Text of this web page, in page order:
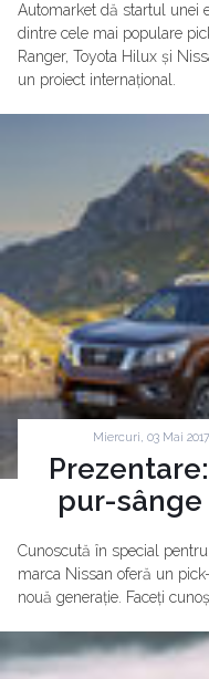
Automarket dă startul unei
dintre cele mai populare
Ranger, Toyota Hilux și
un proiect internațional.
Miercuri, 03 Mai 2017 |
pur-sânge
Cunoscută în special
marca Nissan oferă un
nouă generație. Faceți